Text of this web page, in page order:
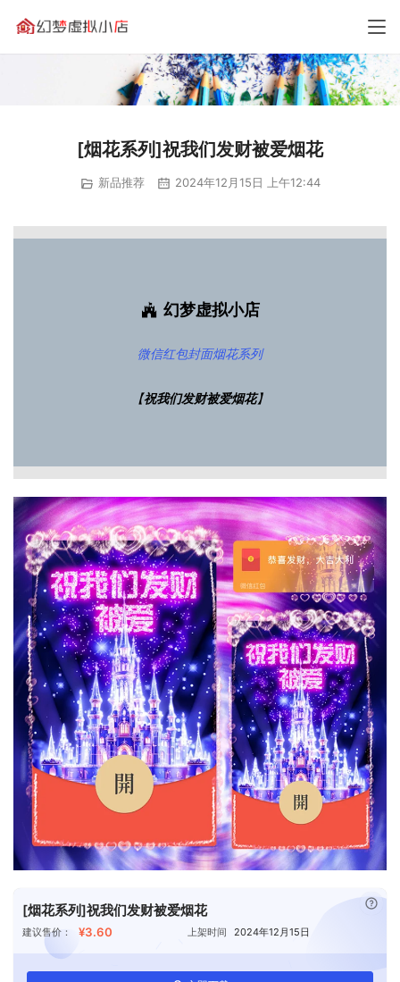
[烟花系列]祝我们发财被爱烟花
新品推荐 2024年12月15日 上午12:44
幻梦虚拟小店
微信红包封面烟花系列
【祝我们发财被爱烟花】
[烟花系列]祝我们发财被爱烟花
建议售价： ¥3.60 上架时间 2024年12月15日
已